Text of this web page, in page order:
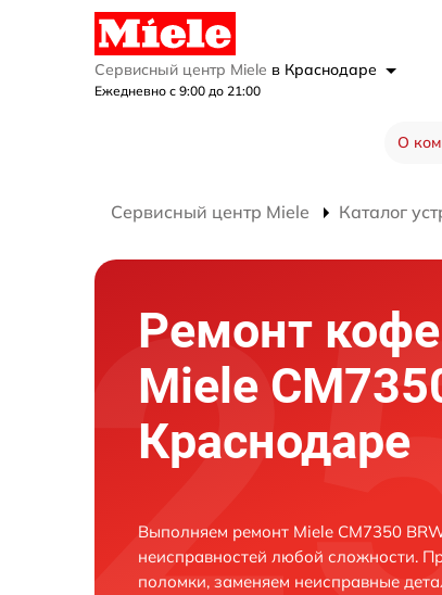
Сервисный центр Miele в Краснодаре
Ежедневно с 9:00 до 21:00
О
Сервисный центр Miele Каталог
Ремонт
Miele
Краснодаре
Выполняем ремонт Miele CM7350
неисправностей любой сложности.
поломки, заменяем неисправные